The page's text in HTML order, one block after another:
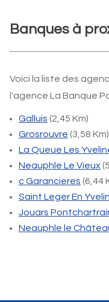
Banques à
Voici la liste des
l'agence La Banque
Galluis (2,45 Km)
Grosrouvre (3,58 Km)
La Queue Les
Neauphle Le Vieux
c Garancieres (6,44
Saint Leger En
Jouars
Neauphle le